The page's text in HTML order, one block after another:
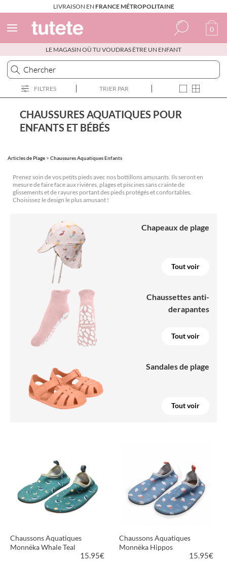
LIVRAISON EN FRANCE MÉTROPOLITAINE
Espagnol
Italien
Anglais
Portugais
Français
0
LE MAGASIN OÙ TU VOUDRAS ÊTRE UN ENFANT
FILTRES TRIER PAR
CHAUSSURES AQUATIQUES POUR
ENFANTS ET BÉBÉS
Articles de Plage > Chaussures Aquatiques Enfants
Prenez soin de vos petits pieds avec nos bottillons amusants. Ils seront en
mesure de faire face aux rivières, plages et piscines sans crainte de
glissements et de rayures portant des pieds protégés et confortables.
Choisissez le design le plus amusant !
Chapeaux de plage
Tout voir
Chaussettes anti-
derapantes
Tout voir
Sandales de plage
Tout voir
Chaussons Aquatiques
Monnëka Whale Teal
15.95€
Chaussons Aquatiques
Monnëka Hippos
15.95€